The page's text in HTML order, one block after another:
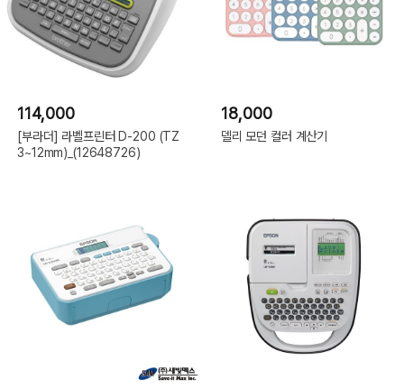
114,000
[부라더] 라벨프린터 D-200 (TZ
3~12mm)_(12648726)
18,000
델리 모던 컬러 계산기